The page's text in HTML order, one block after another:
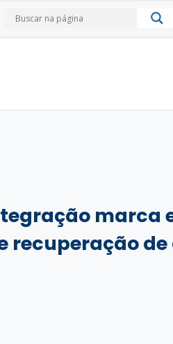
marca
recuperação